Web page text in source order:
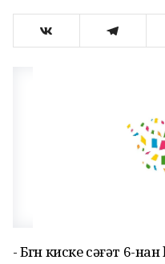
- Бөгөн киске сәғәт 6-